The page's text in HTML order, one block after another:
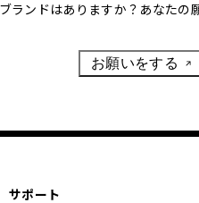
ランドはありますか？あなたの
お願いをする
サポート